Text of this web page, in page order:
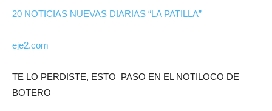
20 NOTICIAS NUEVAS DIARIAS “LA PATILLA”
eje2.com
TE LO PERDISTE, ESTO PASO EN EL NOTILOCO DE
BOTERO